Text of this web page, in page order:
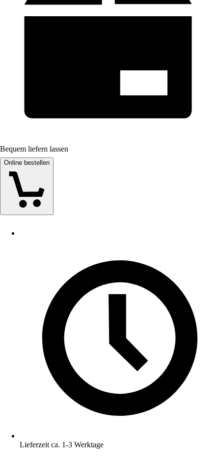
Bequem liefern lassen
Online bestellen
Lieferzeit ca. 1-3 Werktage